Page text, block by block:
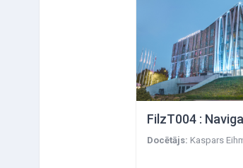
Docētājs: Kaspars